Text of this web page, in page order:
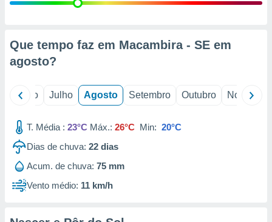
através
estudos
1199
Que tempo faz em Macambira - SE em
agosto?
Junho Julho Agosto Setembro Outubro Novembro
T. Média : 23°C Máx.: 26°C Min: 20°C
Dias de chuva: 22 dias
Acum. de chuva: 75 mm
Vento médio: 11 km/h